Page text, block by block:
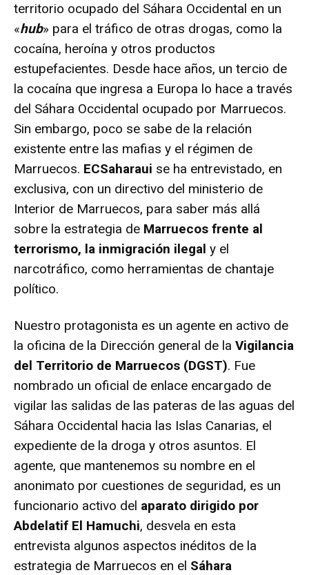
territorio ocupado del Sáhara Occidental en un
«hub» para el tráfico de otras drogas, como la
cocaína, heroína y otros productos
estupefacientes. Desde hace años, un tercio de
la cocaína que ingresa a Europa lo hace a través
del Sáhara Occidental ocupado por Marruecos.
Sin embargo, poco se sabe de la relación
existente entre las mafias y el régimen de
Marruecos. ECSaharaui se ha entrevistado, en
exclusiva, con un directivo del ministerio de
Interior de Marruecos, para saber más allá
sobre la estrategia de Marruecos frente al
terrorismo, la inmigración ilegal y el
narcotráfico, como herramientas de chantaje
político.
Nuestro protagonista es un agente en activo de
la oficina de la Dirección general de la Vigilancia
del Territorio de Marruecos (DGST). Fue
nombrado un oficial de enlace encargado de
vigilar las salidas de las pateras de las aguas del
Sáhara Occidental hacia las Islas Canarias, el
expediente de la droga y otros asuntos. El
agente, que mantenemos su nombre en el
anonimato por cuestiones de seguridad, es un
funcionario activo del aparato dirigido por
Abdelatif El Hamuchi, desvela en esta
entrevista algunos aspectos inéditos de la
estrategia de Marruecos en el Sáhara